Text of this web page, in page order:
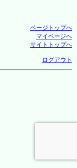
ページトップへ
マイページへ
サイトトップへ
ログアウト